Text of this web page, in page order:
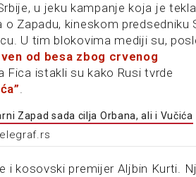
u jeku kampanje koja je
Zapadu, kineskom predsedniku
U tim blokovima mediji su,
od besa zbog crvenog
Fica istakli su kako Rusi tvrde
.
i kosovski premijer Aljbin Kurti.